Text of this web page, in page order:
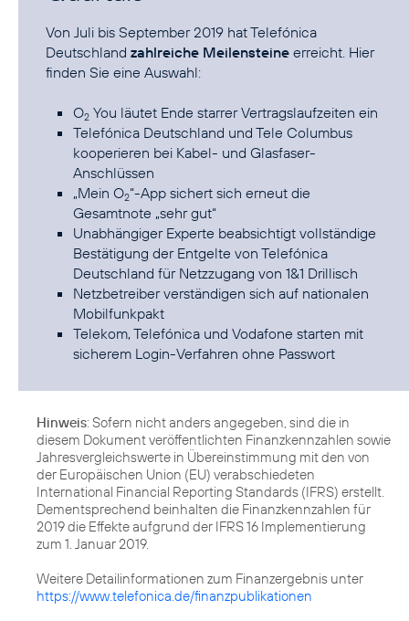
Von Juli bis September 2019 hat Telefónica
Deutschland zahlreiche Meilensteine erreicht. Hier
finden Sie eine Auswahl:
O2 You läutet Ende starrer Vertragslaufzeiten ein
Telefónica Deutschland und Tele Columbus
kooperieren bei Kabel- und Glasfaser-
Anschlüssen
„Mein O2“-App sichert sich erneut die
Gesamtnote „sehr gut“
Unabhängiger Experte beabsichtigt vollständige
Bestätigung der Entgelte von Telefónica
Deutschland für Netzzugang von 1&1 Drillisch
Netzbetreiber verständigen sich auf nationalen
Mobilfunkpakt
Telekom, Telefónica und Vodafone starten mit
sicherem Login-Verfahren ohne Passwort
Hinweis: Sofern nicht anders angegeben, sind die in
diesem Dokument veröffentlichten Finanzkennzahlen sowie
Jahresvergleichswerte in Übereinstimmung mit den von
der Europäischen Union (EU) verabschiedeten
International Financial Reporting Standards (IFRS) erstellt.
Dementsprechend beinhalten die Finanzkennzahlen für
2019 die Effekte aufgrund der IFRS 16 Implementierung
zum 1. Januar 2019.
https://www.telefonica.de/finanzpublikationen